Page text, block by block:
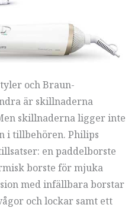
och Braun-
är skillnaderna
skillnaderna ligger inte
i tillbehören. Philips
en paddelborste
borste för mjuka
med infällbara borstar
och lockar samt ett